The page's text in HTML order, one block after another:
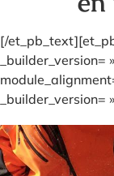
[/
_builder_version=
_builder_version=